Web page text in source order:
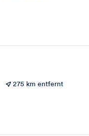
275 km entfernt